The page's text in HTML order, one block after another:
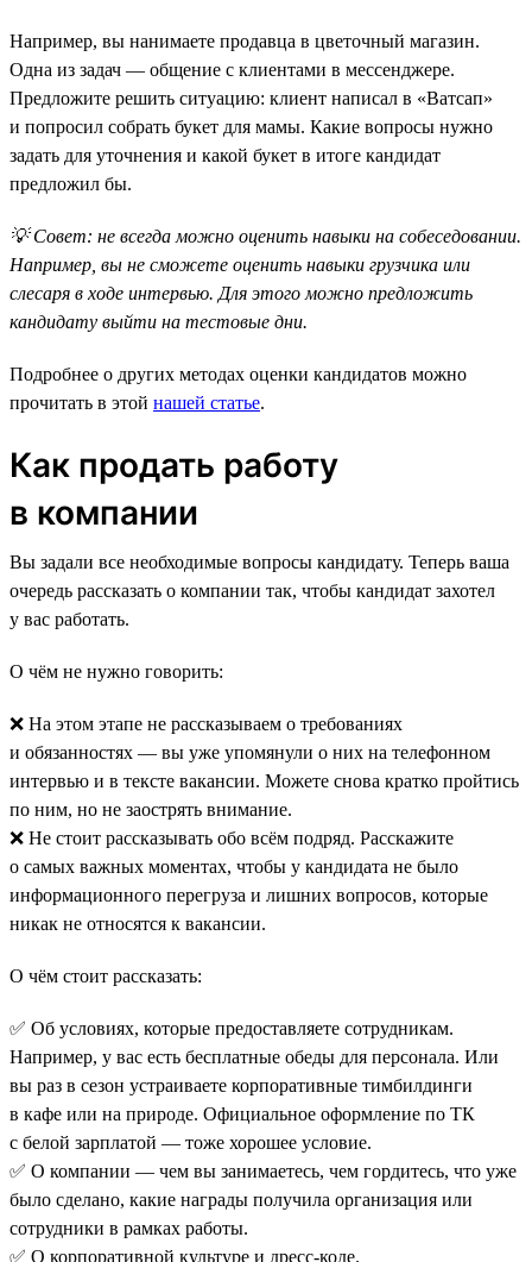
Например, вы нанимаете продавца в цветочный магазин.
Одна из задач — общение с клиентами в мессенджере.
Предложите решить ситуацию: клиент написал в «Ватсап»
и попросил собрать букет для мамы. Какие вопросы нужно
задать для уточнения и какой букет в итоге кандидат
предложил бы.
💡 Совет: не всегда можно оценить навыки на собеседовании.
Например, вы не сможете оценить навыки грузчика или
слесаря в ходе интервью. Для этого можно предложить
кандидату выйти на тестовые дни.
Подробнее о других методах оценки кандидатов можно
прочитать в этой нашей статье.
Как продать работу
в компании
Вы задали все необходимые вопросы кандидату. Теперь ваша
очередь рассказать о компании так, чтобы кандидат захотел
у вас работать.
О чём не нужно говорить:
❌ На этом этапе не рассказываем о требованиях
и обязанностях — вы уже упомянули о них на телефонном
интервью и в тексте вакансии. Можете снова кратко пройтись
по ним, но не заострять внимание.
❌ Не стоит рассказывать обо всём подряд. Расскажите
о самых важных моментах, чтобы у кандидата не было
информационного перегруза и лишних вопросов, которые
никак не относятся к вакансии.
О чём стоит рассказать:
✅ Об условиях, которые предоставляете сотрудникам.
Например, у вас есть бесплатные обеды для персонала. Или
вы раз в сезон устраиваете корпоративные тимбилдинги
в кафе или на природе. Официальное оформление по ТК
с белой зарплатой — тоже хорошее условие.
✅ О компании — чем вы занимаетесь, чем гордитесь, что уже
было сделано, какие награды получила организация или
сотрудники в рамках работы.
✅ О корпоративной культуре и дресс-коде.